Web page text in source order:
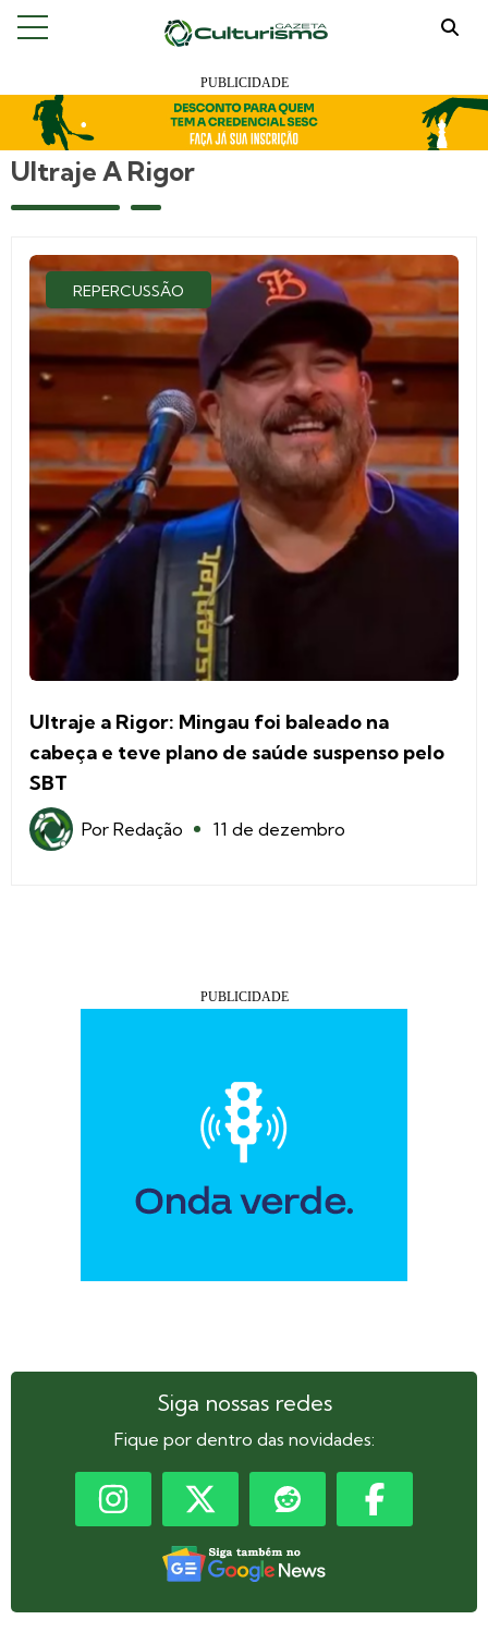
Ultraje A Rigor
REPERCUSSÃO
Ultraje a Rigor: Mingau foi baleado na
cabeça e teve plano de saúde suspenso pelo
SBT
Por Redação 11 de dezembro
Siga nossas redes
Fique por dentro das novidades: